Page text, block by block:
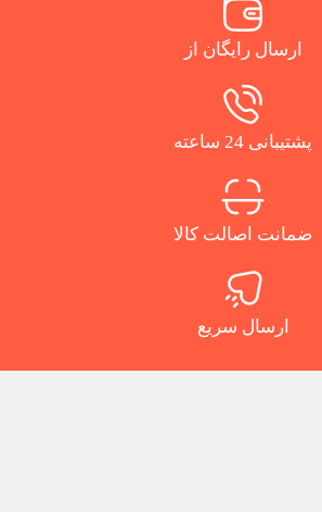
ارسال رایگان از
پشتیبانی 24 ساعته
ضمانت اصالت کالا
ارسال سریع